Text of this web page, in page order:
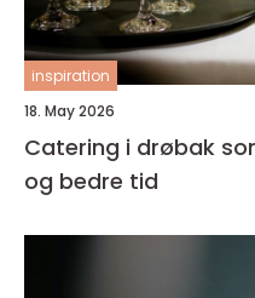
inspiration
18. May 2026
Catering i drøbak
og bedre tid